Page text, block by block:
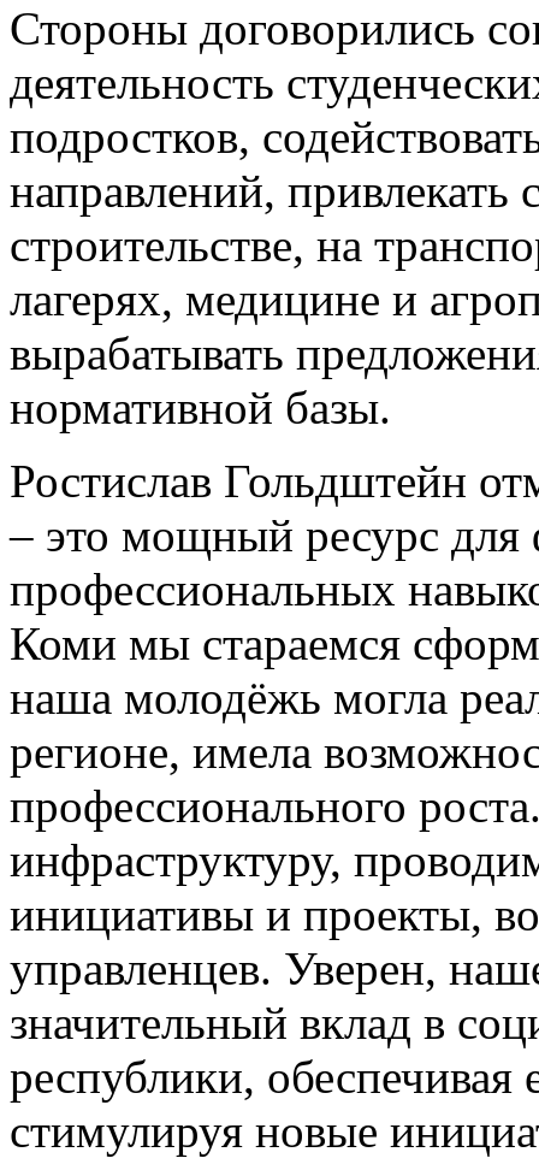
Стороны договорились
деятельность
подростков,
направлений, привлекать
строительстве, на
лагерях, медицине и
вырабатывать
нормативной базы.
Ростислав Гольдштейн
– это мощный ресурс
профессиональных
Коми мы стараемся
наша молодёжь могла
регионе, имела
профессионального
инфраструктуру,
инициативы и проекты,
управленцев. Уверен,
значительный вклад в
республики,
стимулируя новые